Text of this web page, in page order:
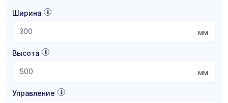
Ширина
мм
Высота
мм
Управление